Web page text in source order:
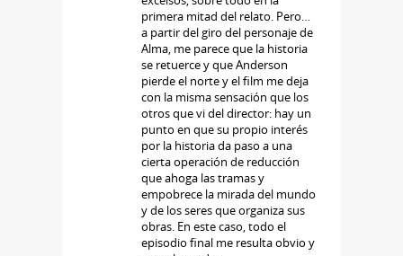
primera mitad del relato. Pero…
a partir del giro del personaje de
Alma, me parece que la historia
se retuerce y que Anderson
pierde el norte y el film me deja
con la misma sensación que los
otros que vi del director: hay un
punto en que su propio interés
por la historia da paso a una
cierta operación de reducción
que ahoga las tramas y
empobrece la mirada del mundo
y de los seres que organiza sus
obras. En este caso, todo el
episodio final me resulta obvio y